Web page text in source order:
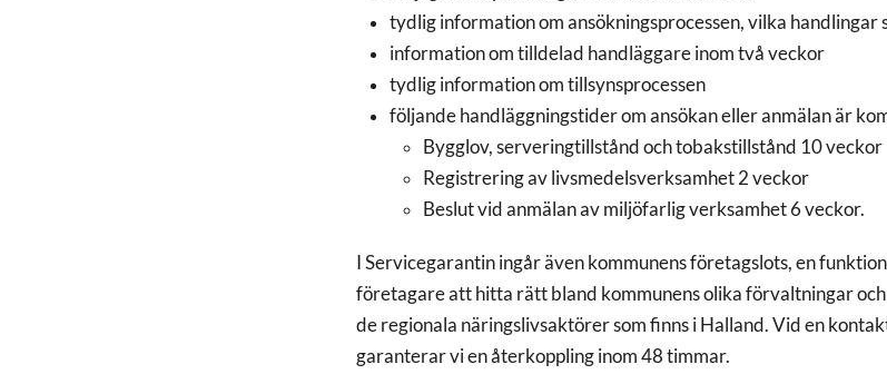
tydlig information om ansökningsprocessen, vilka handlingar
information om tilldelad handläggare inom två veckor
tydlig information om tillsynsprocessen
följande handläggningstider om ansökan eller anmälan är
Bygglov, serveringtillstånd och tobakstillstånd 10 veckor
Registrering av livsmedelsverksamhet 2 veckor
Beslut vid anmälan av miljöfarlig verksamhet 6 veckor.
I Servicegarantin ingår även kommunens företagslots, en
företagare att hitta rätt bland kommunens olika förvaltningar och
de regionala näringslivsaktörer som finns i Halland. Vid en
garanterar vi en återkoppling inom 48 timmar.